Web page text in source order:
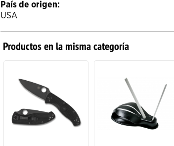
País de origen:
USA
Productos en la misma categoría